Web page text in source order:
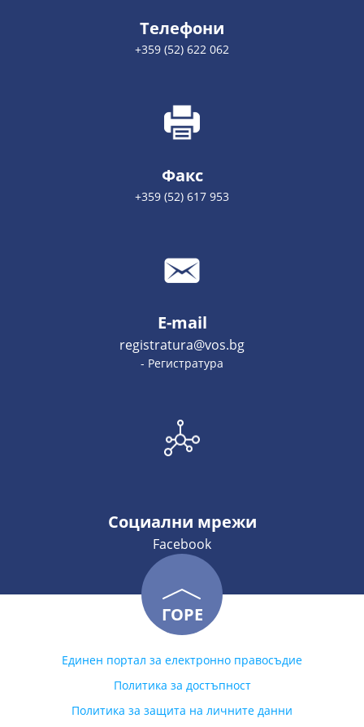
Телефони
+359 (52) 622 062
Факс
+359 (52) 617 953
E-mail
registratura@vos.bg
- Регистратура
Социални мрежи
Facebook
ГОРЕ
Единен портал за електронно правосъдие
Политика за достъпност
Политика за защита на личните данни